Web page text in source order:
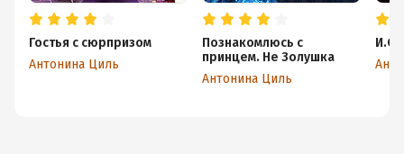
Гостья с сюрпризом
Антонина Циль
Познакомлюсь с
принцем. Не Золушка
Антонина Циль
И.О.